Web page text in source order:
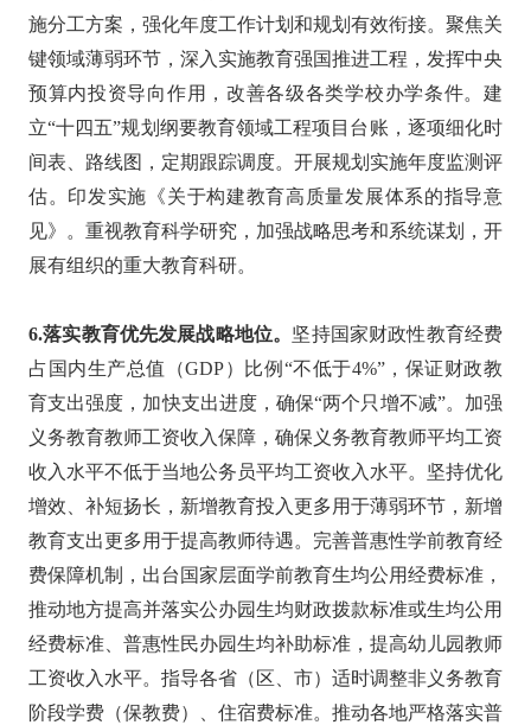
施分工方案，强化年度工作计划和规划有效衔接。聚焦关
键领域薄弱环节，深入实施教育强国推进工程，发挥中央
预算内投资导向作用，改善各级各类学校办学条件。建
立“十四五”规划纲要教育领域工程项目台账，逐项细化时
间表、路线图，定期跟踪调度。开展规划实施年度监测评
估。印发实施《关于构建教育高质量发展体系的指导意
见》。重视教育科学研究，加强战略思考和系统谋划，开
展有组织的重大教育科研。
6.落实教育优先发展战略地位。 坚持国家财政性教育经费
占国内生产总值（GDP）比例“不低于4%”，保证财政教
育支出强度，加快支出进度，确保“两个只增不减”。加强
义务教育教师工资收入保障，确保义务教育教师平均工资
收入水平不低于当地公务员平均工资收入水平。坚持优化
增效、补短扬长，新增教育投入更多用于薄弱环节，新增
教育支出更多用于提高教师待遇。完善普惠性学前教育经
费保障机制，出台国家层面学前教育生均公用经费标准，
推动地方提高并落实公办园生均财政拨款标准或生均公用
经费标准、普惠性民办园生均补助标准，提高幼儿园教师
工资收入水平。指导各省（区、市）适时调整非义务教育
阶段学费（保教费）、住宿费标准。推动各地严格落实普